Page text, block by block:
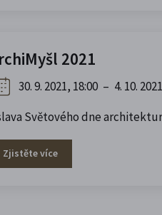
2021
30. 9. 2021, 18:00 – 4. 10.
Světového dne
Zjistěte více